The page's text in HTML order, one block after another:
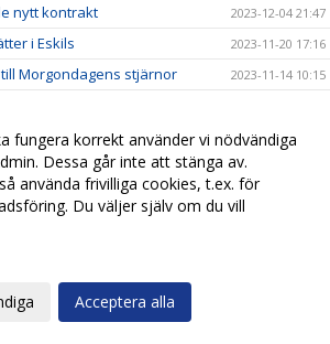
nytt kontrakt 2023-12-04 21:47
i Eskils 2023-11-20 17:16
Morgondagens stjärnor 2023-11-14 10:15
fjärdeplatsen 2023-11-11 18:43
2023-11-10 09:32
2023-11-08 20:10
IF
skrev på nytt kontrakt
stjärnor
hemmamatchen
fungera korrekt använder vi nödvändiga
Dessa går inte att stänga av.
använda frivilliga cookies, t.ex. för
Du väljer själv om du vill
Acceptera alla